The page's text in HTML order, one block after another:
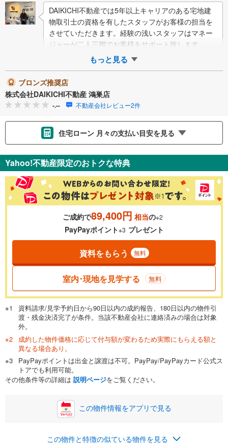
DAIKICHI不動産では5年以上キャリアのある宅地建
物取引士の資格を有したスタッフがお客様の担当を
させていただきます。経験の浅いスタッフはマネー
ジャーが二人三脚でお客様をサポート致します。各
スタッフは年間に40件前後の引き渡しを…
もっと見る
ブロンズ推奨店
株式会社DAIKICHI不動産 鴻巣店
-.-- 不動産会社レビュー2件
住宅ローン 月々の支払い目安を見る
金利 ％
0.01%
一般的には最長35年まで借り入れ可能です。多くの金融機関
が完済時の年齢は80歳までを条件としています。
閉じる
頭金 万円
0万円 2,980万円
自己資金から住宅購入にかけられる金額を入力してくださ
い。一般的には物件価格の2割までが目安です。
閉じる
ボーナス
万円
0円
ナス時の増額分（1回分）を入力してください。
Yahoo!不動産限定のおトクな特典
ご成約で89,400円 相当の※2
PayPayポイント※3 プレゼント
資料をもらう 無料
室内･現地を見学する 無料
資料請求/見学予約日から90日以内の成約報告、180日以内の物件引
渡・残金決済完了が条件。当該不動産会社に連絡済みの場合は対象
外。
成約した物件価格に応じて付与額が変わるため実際にもらえる額と
異なる場合あり。
PayPayポイントは出金と譲渡は不可。PayPay/PayPayカード公式ス
トアでも利用可能。
その他条件等の詳細は 説明ページをご覧ください。
この物件情報をアプリで見る
この物件と特徴の似ている物件を見る